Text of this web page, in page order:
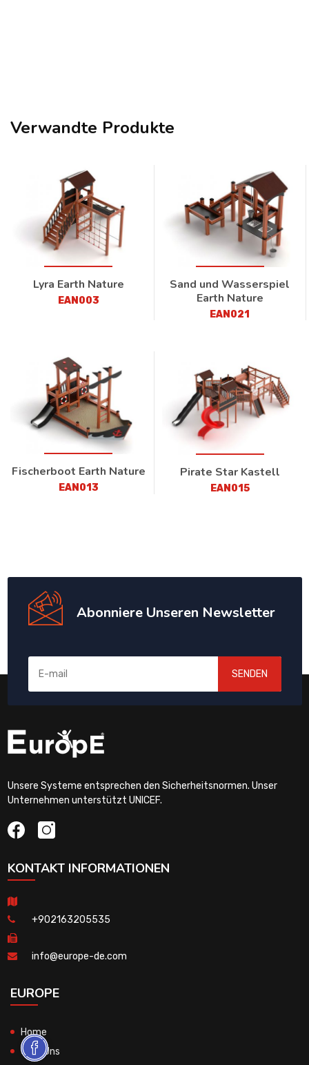
Verwandte Produkte
Lyra Earth Nature
EAN003
Sand und Wasserspiel
Earth Nature
EAN021
Fischerboot Earth Nature
EAN013
Pirate Star Kastell
EAN015
Abonniere Unseren Newsletter
SENDEN
Unsere Systeme entsprechen den Sicherheitsnormen. Unser
Unternehmen unterstützt UNICEF.
KONTAKT INFORMATIONEN
+902163205535
info@europe-de.com
EUROPE
Home
Über Uns